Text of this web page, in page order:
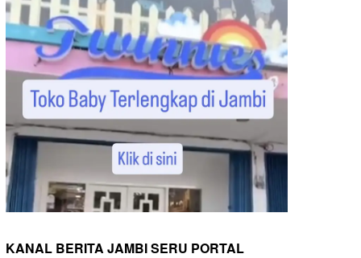
KANAL BERITA JAMBI SERU PORTAL